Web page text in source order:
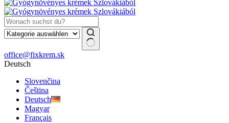
Keine
Ergebnisse
office@fixkrem.sk
Deutsch
Slovenčina
Čeština
Deutsch
Magyar
Français